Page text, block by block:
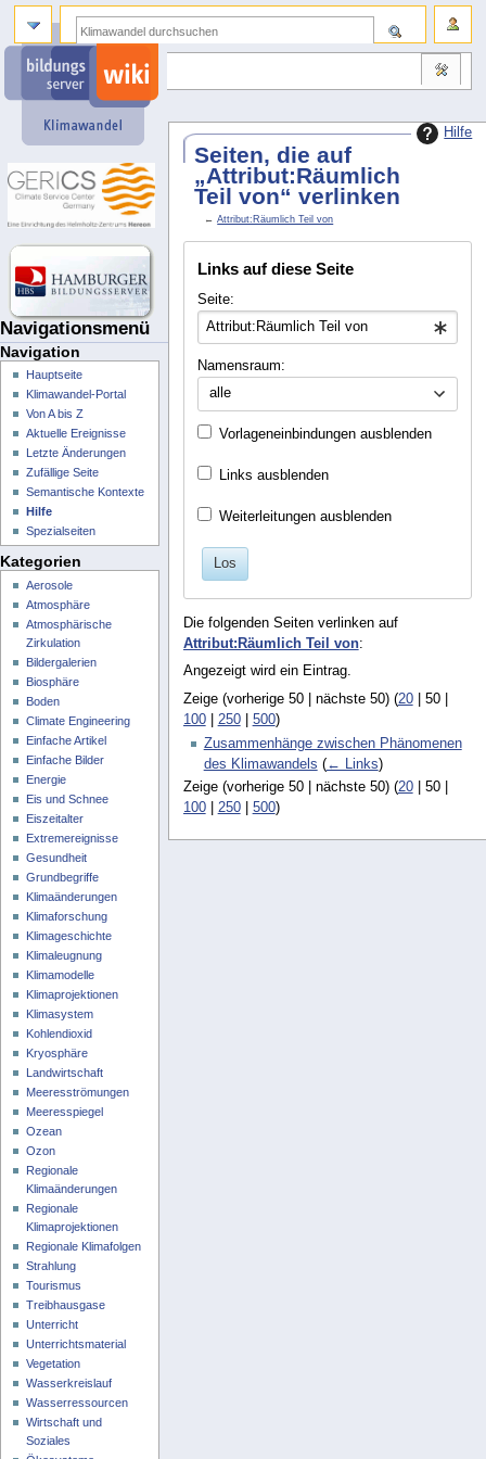
Hilfe
Seiten, die auf
„Attribut:Räumlich
Teil von“ verlinken
←Attribut:Räumlich Teil von
Links auf diese Seite
Seite:
Namensraum:
alle
Vorlageneinbindungen ausblenden
Links ausblenden
Weiterleitungen ausblenden
Los
Die folgenden Seiten verlinken auf
Attribut:Räumlich Teil von:
Angezeigt wird ein Eintrag.
Zeige (vorherige 50| nächste 50) (20| 50|
100| 250| 500)
Zusammenhänge zwischen Phänomenen
des Klimawandels (← Links)
Zeige (vorherige 50| nächste 50) (20| 50|
100| 250| 500)
Navigationsmenü
Navigation
Hauptseite
Klimawandel-Portal
Von A bis Z
Aktuelle Ereignisse
Letzte Änderungen
Zufällige Seite
Semantische Kontexte
Hilfe
Spezialseiten
Kategorien
Aerosole
Atmosphäre
Atmosphärische
Zirkulation
Bildergalerien
Biosphäre
Boden
Climate Engineering
Einfache Artikel
Einfache Bilder
Energie
Eis und Schnee
Eiszeitalter
Extremereignisse
Gesundheit
Grundbegriffe
Klimaänderungen
Klimaforschung
Klimageschichte
Klimaleugnung
Klimamodelle
Klimaprojektionen
Klimasystem
Kohlendioxid
Kryosphäre
Landwirtschaft
Meeresströmungen
Meeresspiegel
Ozean
Ozon
Regionale
Klimaänderungen
Regionale
Klimaprojektionen
Regionale Klimafolgen
Strahlung
Tourismus
Treibhausgase
Unterricht
Unterrichtsmaterial
Vegetation
Wasserkreislauf
Wasserressourcen
Wirtschaft und
Soziales